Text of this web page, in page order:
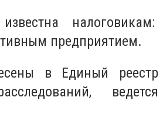
налоговикам:
предприятием.
в Единый реестр
ведется